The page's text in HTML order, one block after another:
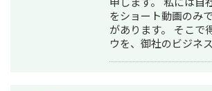
をショート動画のみ
があります。 そこで
ウを、御社のビジネ